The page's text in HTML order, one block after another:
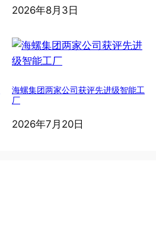
2026年8月3日
海螺集团两家公司获评先进级智能工
厂
2026年7月20日